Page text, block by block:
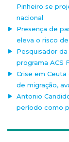
Pinheiro se
nacional
Presença de
eleva o risco
Pesquisador
programa ACS
Crise em
de migração,
Antonio
período como